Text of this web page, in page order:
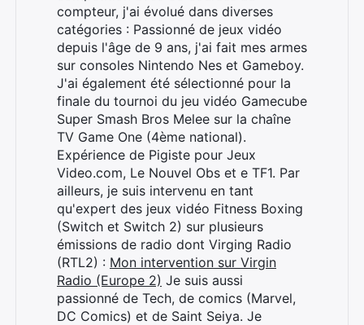
compteur, j'ai évolué dans diverses
catégories : Passionné de jeux vidéo
depuis l'âge de 9 ans, j'ai fait mes armes
sur consoles Nintendo Nes et Gameboy.
J'ai également été sélectionné pour la
finale du tournoi du jeu vidéo Gamecube
Super Smash Bros Melee sur la chaîne
TV Game One (4ème national).
Expérience de Pigiste pour Jeux
Video.com, Le Nouvel Obs et e TF1. Par
ailleurs, je suis intervenu en tant
qu'expert des jeux vidéo Fitness Boxing
(Switch et Switch 2) sur plusieurs
émissions de radio dont Virging Radio
(RTL2) : Mon intervention sur Virgin
Radio (Europe 2) Je suis aussi
passionné de Tech, de comics (Marvel,
DC Comics) et de Saint Seiya. Je